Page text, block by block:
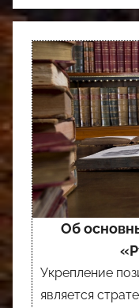
Об
Укрепление
является